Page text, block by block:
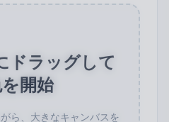
ドラッグして
開始
ら、大きなキャンバスを